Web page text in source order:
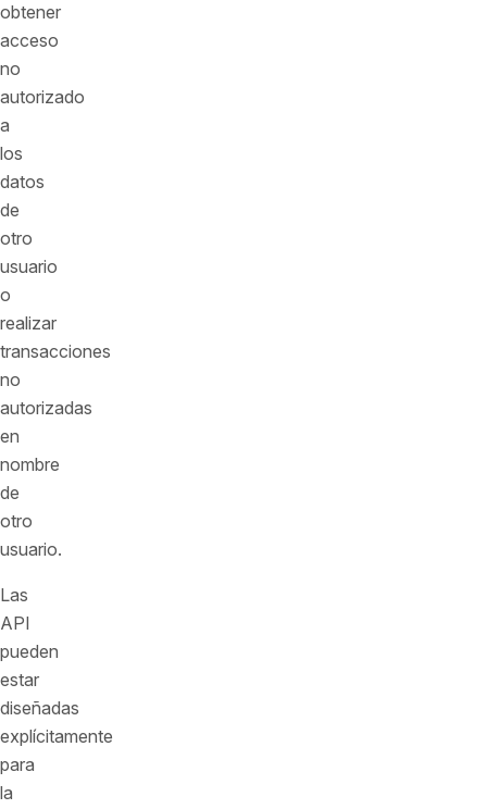
obtener
acceso
no
autorizado
a
los
datos
de
otro
usuario
o
realizar
transacciones
no
autorizadas
en
nombre
de
otro
usuario.
Las
API
pueden
estar
diseñadas
explícitamente
para
la